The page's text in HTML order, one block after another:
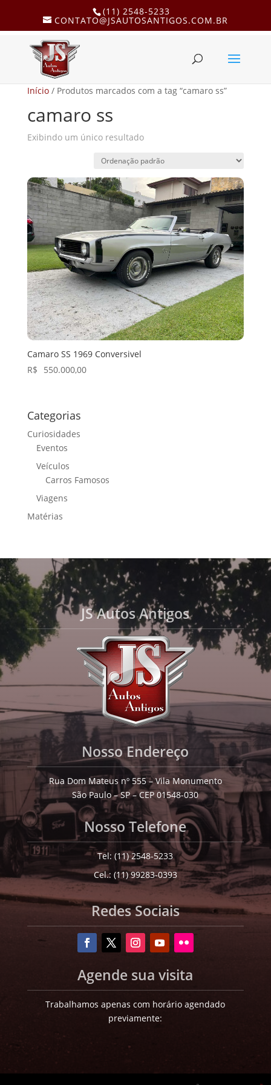
(11) 2548-5233
CONTATO@JSAUTOSANTIGOS.COM.BR
Início/ Produtos marcados com a tag “camaro ss”
camaro ss
Exibindo um único resultado
Camaro SS 1969 Conversivel
R$
550.000,00
Categorias
Curiosidades
Eventos
Veículos
Carros Famosos
Viagens
Matérias
JS Autos Antigos
Nosso Endereço
Rua Dom Mateus nº 555 – Vila Monumento
São Paulo – SP – CEP 01548-030
Nosso Telefone
Tel: (11) 2548-5233
Cel.: (11) 99283-0393
Redes Sociais
Agende sua visita
Trabalhamos apenas com horário agendado
previamente: